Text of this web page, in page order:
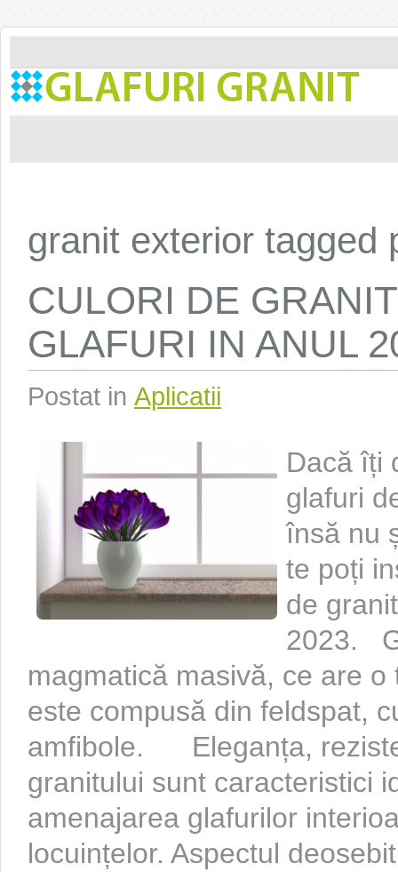
granit exterior tagged
CULORI DE
GLAFURI IN ANUL
Postat in Aplicatii
Dacă îți
glafuri
însă nu
te poți
de
2023.
magmatică masivă, ce are
este compusă din feldspat,
amfibole. Eleganța,
granitului sunt caracteristici
amenajarea glafurilor
locuințelor. Aspectul